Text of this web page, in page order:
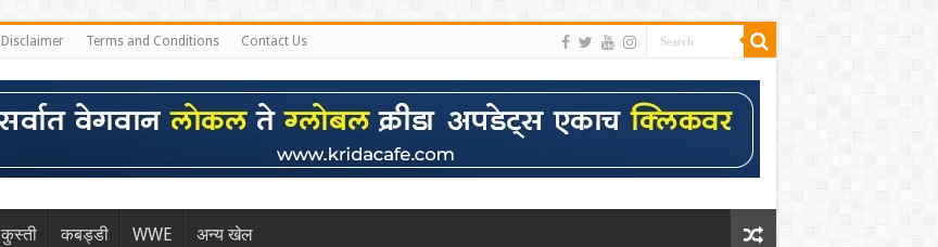
Disclaimer Terms and Conditions Contact Us
कुस्ती कबड्डी WWE अन्य खेल